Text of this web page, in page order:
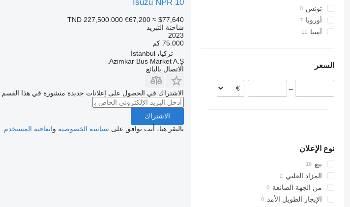
تونس
أوروبا
آسيا
السعر
–
نوع الإعلان
بيع
المزاد العلني
من الجهة الصانعة
الإيجار الطويل الأمد
Isuzu NPR 10
TND 227,500.000 €67,200 ≈ $77,640
شاحنة التبريد
2023
75.000 كم
تركيا، İstanbul
Azimkar Bus Market A.Ş.
الاتصال بالبائع
الاشتراك في الحصول على إعلانات جديدة منشورة في هذا القسم
الاشتراك
بالنقر هنا، أنت توافق على سياسة الخصوصية واتفاقية المستخدم